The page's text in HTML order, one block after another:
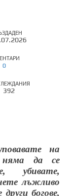
0
392
на
да се
убивате,
лъжливо
богове,